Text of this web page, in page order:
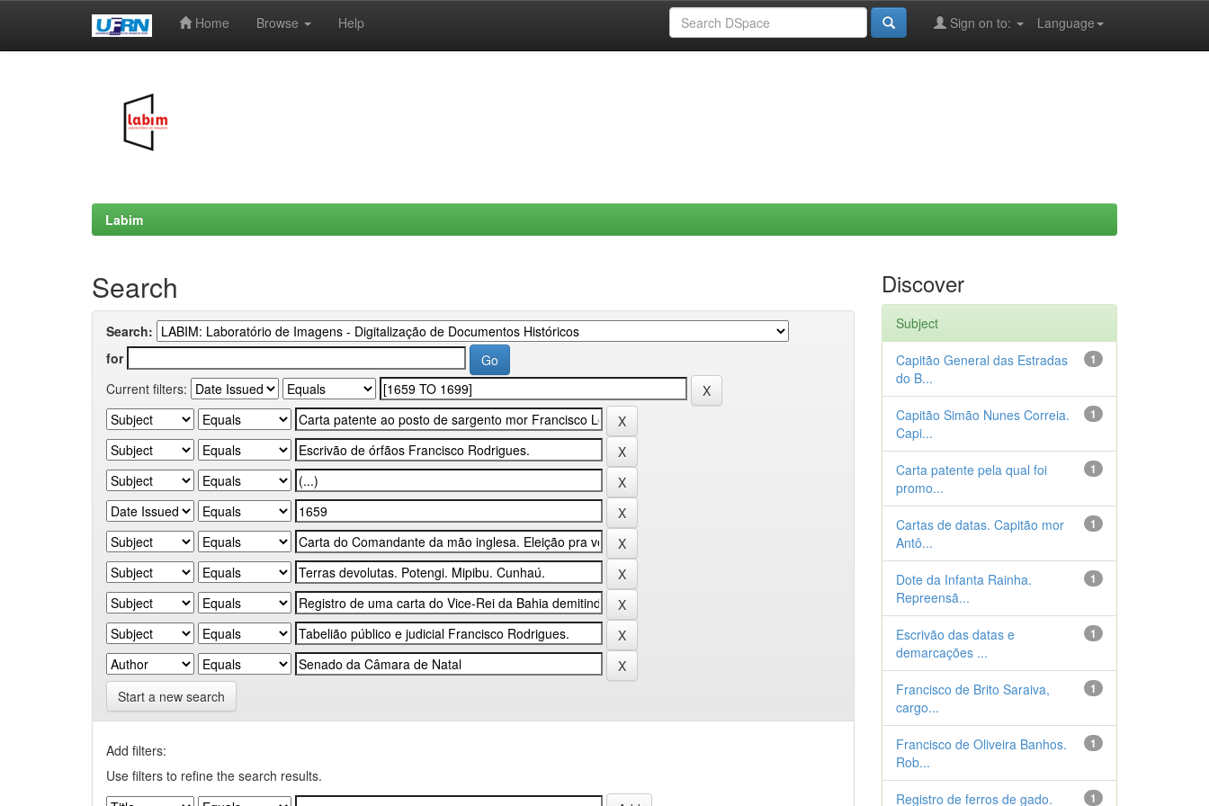
Home Browse Help Language
Sign on to:
Labim
Search
Search:
for
Current filters:
Start a new search
Add filters:
Use filters to refine the search results.
Discover
Subject
1
Capitão General das Estradas
do B...
1
Capitão Simão Nunes Correia.
Capi...
1
Carta patente pela qual foi
promo...
1
Cartas de datas. Capitão mor
Antô...
1
Dote da Infanta Rainha.
Repreensã...
1
Escrivão das datas e
demarcações ...
1
Francisco de Brito Saraiva,
cargo...
1
Francisco de Oliveira Banhos.
Rob...
1
Registro de ferros de gado.